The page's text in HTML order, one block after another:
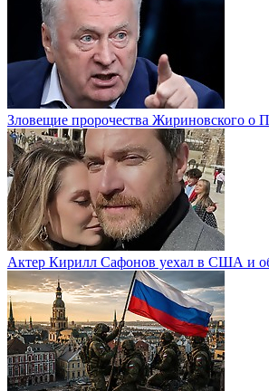
Зловещие пророчества Жириновского о
Актер Кирилл Сафонов уехал в США и